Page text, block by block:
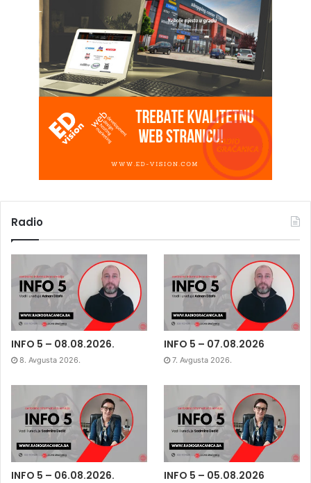
Radio
INFO 5 – 08.08.2026.
8. Avgusta 2026.
INFO 5 – 07.08.2026
7. Avgusta 2026.
INFO 5 – 06.08.2026. INFO 5 – 05.08.2026